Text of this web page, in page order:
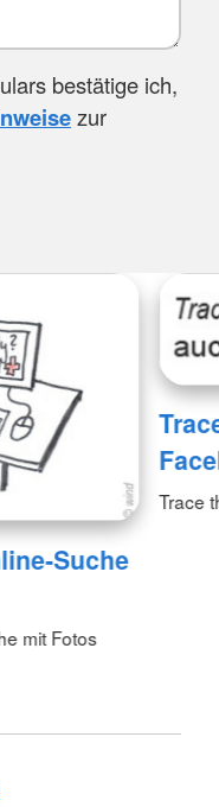
bestätige ich,
zur
Suche
mit Fotos
Trace